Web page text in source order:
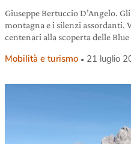
Giuseppe Bertuccio D’Angelo.
montagna e i silenzi assordanti.
centenari alla scoperta delle
Mobilità e turismo 21 luglio